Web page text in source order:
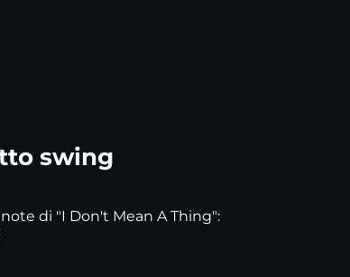
swing
di "I Don't Mean A Thing":